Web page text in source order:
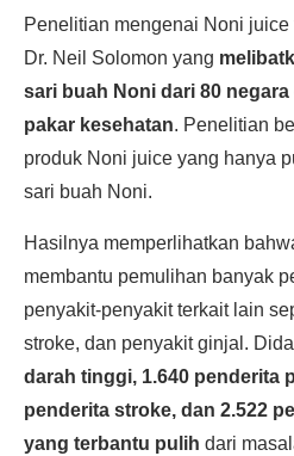
Penelitian mengenai Noni
Dr. Neil Solomon yang
sari buah Noni dari 80
pakar kesehatan. Penelitian
produk Noni juice yang hanya
sari buah Noni.
Hasilnya memperlihatkan
membantu pemulihan banyak
penyakit-penyakit terkait lain
stroke, dan penyakit ginjal.
darah tinggi, 1.640 penderita
penderita stroke, dan 2.522
yang terbantu pulih dari